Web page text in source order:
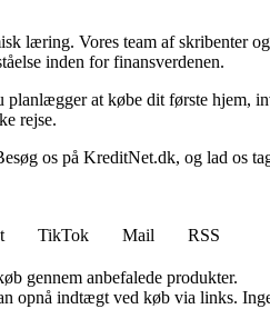
læring. Vores team af skribenter
inden for finansverdenen.
at købe dit første hjem,
rejse.
os på KreditNet.dk, og lad os
TikTok Mail
RSS
gennem anbefalede produkter.
opnå indtægt ved køb via links.